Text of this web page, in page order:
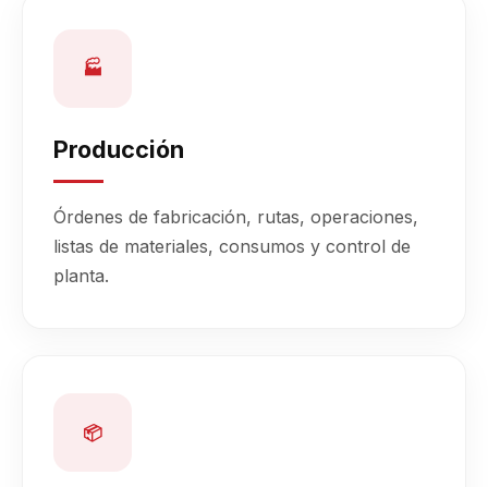
🏭
Producción
Órdenes de fabricación, rutas, operaciones,
listas de materiales, consumos y control de
planta.
📦